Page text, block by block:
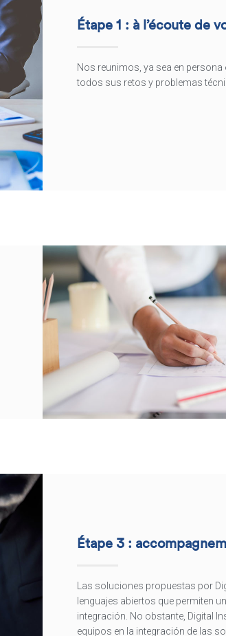
Étape 1 : à l’écoute de
Nos reunimos, ya sea en
todos sus retos y problemas
Étape 3 :
Las soluciones propuestas por
lenguajes abiertos que permiten
integración. No obstante, Digital
equipos en la integración de las